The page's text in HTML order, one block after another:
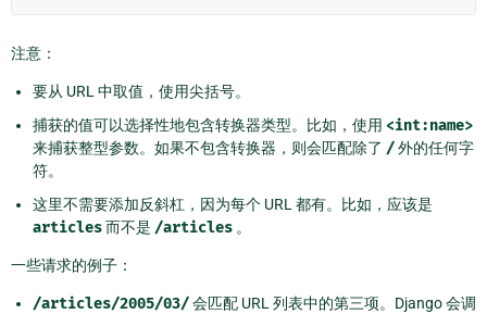
注意：
要从 URL 中取值，使用尖括号。
捕获的值可以选择性地包含转换器类型。比如，使用 <int:name>
来捕获整型参数。如果不包含转换器，则会匹配除了 /外的任何字
符。
这里不需要添加反斜杠，因为每个 URL 都有。比如，应该是
articles而不是 /articles 。
一些请求的例子：
/articles/2005/03/会匹配 URL 列表中的第三项。Django 会调